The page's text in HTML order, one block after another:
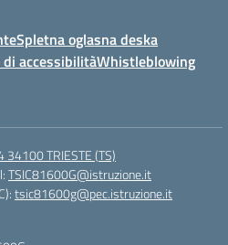
Spletna oglasna deska
di accessibilitàWhistleblowing
TRIESTE (TS)
TSIC81600G@istruzione.it
tsic81600g@pec.istruzione.it